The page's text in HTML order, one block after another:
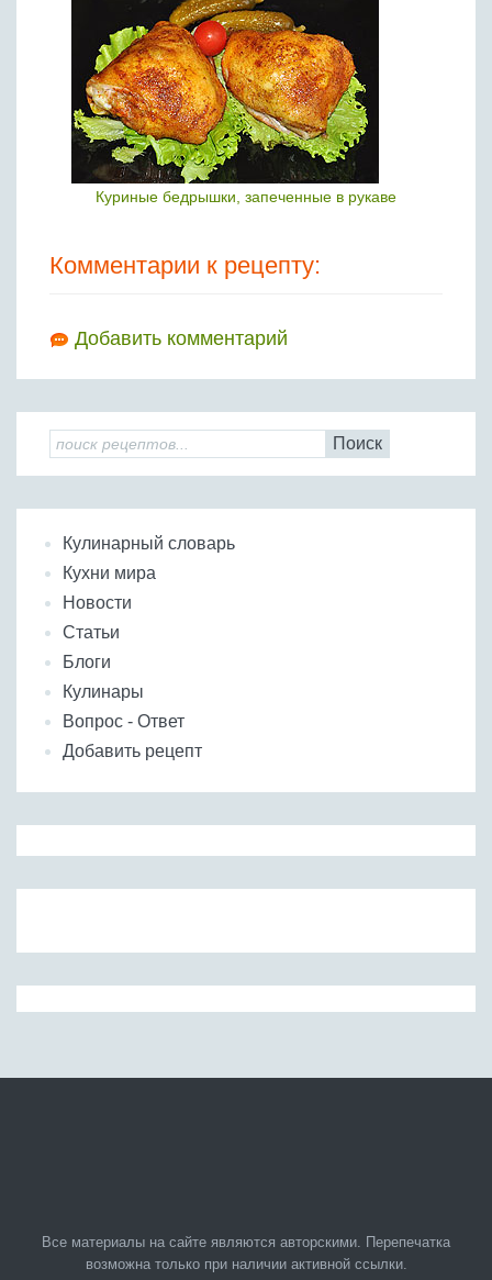
Куриные бедрышки, запеченные в рукаве
Комментарии к рецепту:
Добавить комментарий
Поиск
Кулинарный словарь
Кухни мира
Новости
Статьи
Блоги
Кулинары
Вопрос - Ответ
Добавить рецепт
Все материалы на сайте являются авторскими. Перепечатка
возможна только при наличии активной ссылки.